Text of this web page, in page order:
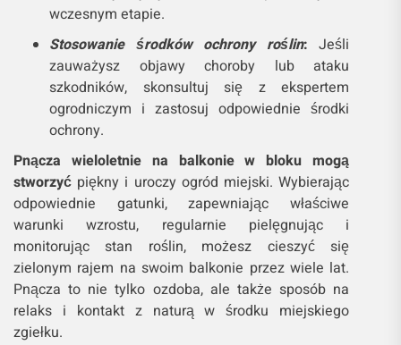
wczesnym etapie.
Stosowanie środków ochrony roślin: Jeśli
zauważysz objawy choroby lub ataku
szkodników, skonsultuj się z ekspertem
ogrodniczym i zastosuj odpowiednie środki
ochrony.
Pnącza wieloletnie na balkonie w bloku mogą
stworzyć piękny i uroczy ogród miejski. Wybierając
odpowiednie gatunki, zapewniając właściwe
warunki wzrostu, regularnie pielęgnując i
monitorując stan roślin, możesz cieszyć się
zielonym rajem na swoim balkonie przez wiele lat.
Pnącza to nie tylko ozdoba, ale także sposób na
relaks i kontakt z naturą w środku miejskiego
zgiełku.